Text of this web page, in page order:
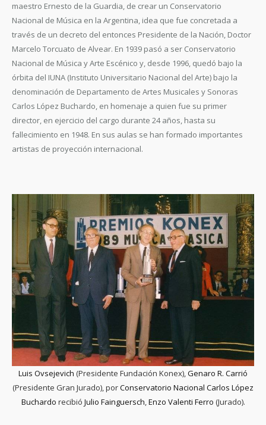
maestro Ernesto de la Guardia, de crear un Conservatorio
Nacional de Música en la Argentina, idea que fue concretada a
través de un decreto del entonces Presidente de la Nación, Doctor
Marcelo Torcuato de Alvear. En 1939 pasó a ser Conservatorio
Nacional de Música y Arte Escénico y, desde 1996, quedó bajo la
órbita del IUNA (Instituto Universitario Nacional del Arte) bajo la
denominación de Departamento de Artes Musicales y Sonoras
Carlos López Buchardo, en homenaje a quien fue su primer
director, en ejercicio del cargo durante 24 años, hasta su
fallecimiento en 1948. En sus aulas se han formado importantes
artistas de proyección internacional.
Luis Ovsejevich (Presidente Fundación Konex),Genaro R. Carrió
(Presidente Gran Jurado), porConservatorio Nacional Carlos López
Buchardo recibió Julio Fainguersch,Enzo Valenti Ferro (Jurado).